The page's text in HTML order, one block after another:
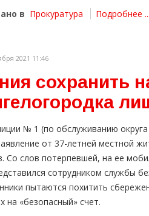
в Прокуратура Подробнее ...
2021 11:46
сохранить
№ 1 (по обслуживанию
от 37-летней местной
Со слов потерпевшей, на ее
сотрудником службы
пытаются похитить
на «безопасный» счет.